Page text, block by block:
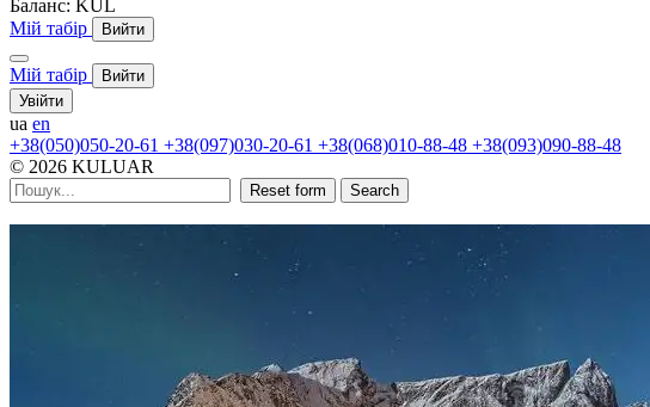
Баланс: KUL
Мій табір
Вийти
Мій табір
Вийти
Увійти
ua en
+38(050)050-20-61 +38(097)030-20-61 +38(068)010-88-48 +38(093)090-88-48
© 2026 KULUAR
Reset form Search